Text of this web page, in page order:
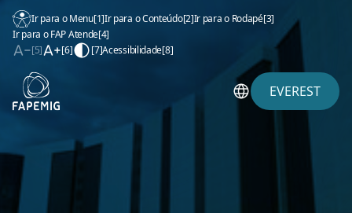
Ir para o Menu[1]Ir para o Conteúdo[2]Ir para o Rodapé[3]
Ir para o FAP Atende[4]
[5]
[6] [7]Acessibilidade[8]
EVEREST